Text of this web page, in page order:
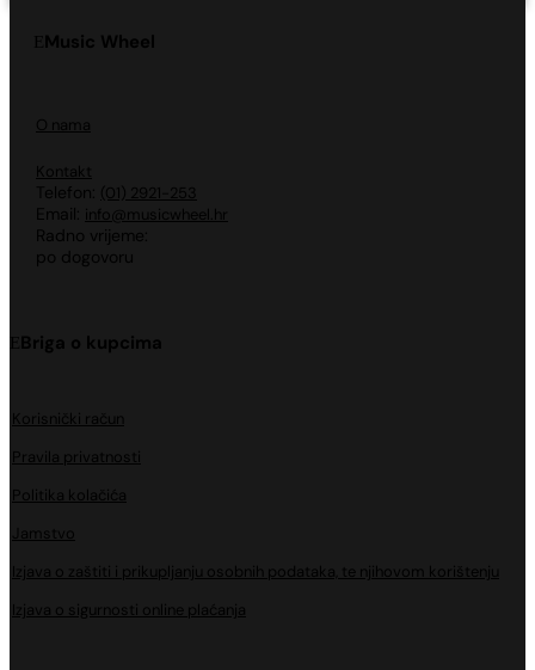
Music Wheel
O nama
Kontakt
Telefon: (01) 2921-253
Email: info@musicwheel.hr
Radno vrijeme:
po dogovoru
Briga o kupcima
Korisnički račun
Pravila privatnosti
Politika kolačića
Jamstvo
Izjava o zaštiti i prikupljanju osobnih podataka, te njihovom korištenju
Izjava o sigurnosti online plaćanja